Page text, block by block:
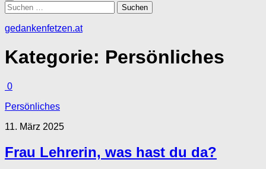
Suchen
nach:
gedankenfetzen.at
Kategorie: Persönliches
0
Persönliches
11. März 2025
Frau Lehrerin, was hast du da?